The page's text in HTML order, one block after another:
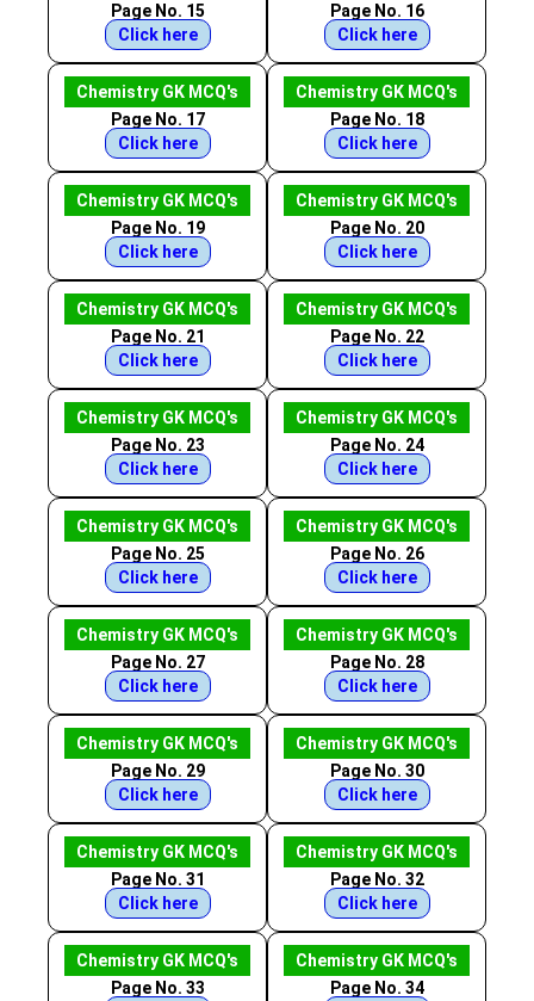
Page No. 15
Click here
Page No. 16
Click here
Chemistry GK MCQ's
Page No. 17
Click here
Chemistry GK MCQ's
Page No. 18
Click here
Chemistry GK MCQ's
Page No. 19
Click here
Chemistry GK MCQ's
Page No. 20
Click here
Chemistry GK MCQ's
Page No. 21
Click here
Chemistry GK MCQ's
Page No. 22
Click here
Chemistry GK MCQ's
Page No. 23
Click here
Chemistry GK MCQ's
Page No. 24
Click here
Chemistry GK MCQ's
Page No. 25
Click here
Chemistry GK MCQ's
Page No. 26
Click here
Chemistry GK MCQ's
Page No. 27
Click here
Chemistry GK MCQ's
Page No. 28
Click here
Chemistry GK MCQ's
Page No. 29
Click here
Chemistry GK MCQ's
Page No. 30
Click here
Chemistry GK MCQ's
Page No. 31
Click here
Chemistry GK MCQ's
Page No. 32
Click here
Chemistry GK MCQ's
Page No. 33
Chemistry GK MCQ's
Page No. 34